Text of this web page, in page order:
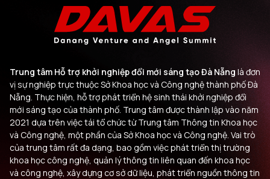
Trung tâm Hỗ trợ khởi nghiệp đổi mới sáng tạo Đà Nẵng là đơn
vị sự nghiệp trực thuộc Sở Khoa học và Công nghệ thành phố Đà
Nẵng. Thực hiện, hỗ trợ phát triển hệ sinh thái khởi nghiệp đổi
mới sáng tạo của thành phố. Trung tâm được thành lập vào năm
2021 dựa trên việc tái tổ chức từ Trung tâm Thông tin Khoa học
và Công nghệ, một phần của Sở Khoa học và Công nghệ. Vai trò
của trung tâm rất đa dạng, bao gồm việc phát triển thị trường
khoa học công nghệ, quản lý thông tin liên quan đến khoa học
và công nghệ, xây dựng cơ sở dữ liệu, phát triển nguồn thông tin